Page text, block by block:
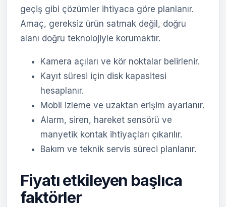
geçiş gibi çözümler ihtiyaca göre planlanır.
Amaç, gereksiz ürün satmak değil, doğru
alanı doğru teknolojiyle korumaktır.
Kamera açıları ve kör noktalar belirlenir.
Kayıt süresi için disk kapasitesi
hesaplanır.
Mobil izleme ve uzaktan erişim ayarlanır.
Alarm, siren, hareket sensörü ve
manyetik kontak ihtiyaçları çıkarılır.
Bakım ve teknik servis süreci planlanır.
Fiyatı etkileyen başlıca
faktörler